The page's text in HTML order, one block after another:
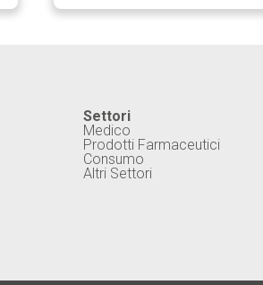
Settori
Medico
Prodotti Farmaceutici
Consumo
Altri Settori